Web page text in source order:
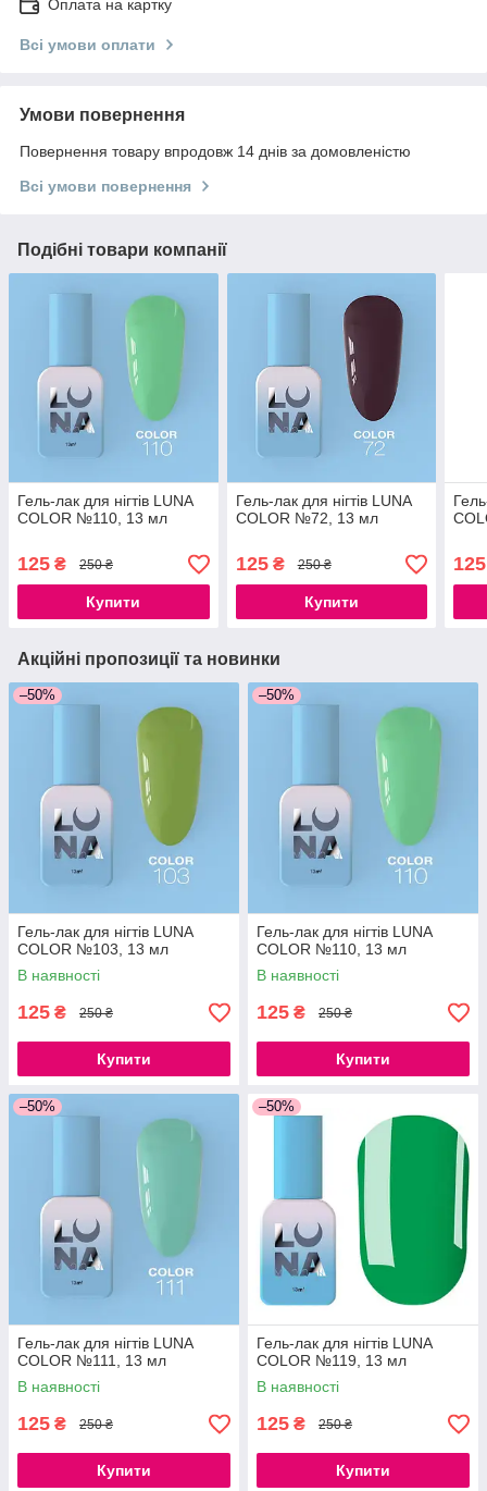
Оплата на картку
Всі умови оплати
Умови повернення
Повернення товару впродовж 14 днів за домовленістю
Всі умови повернення
Подібні товари компанії
Гель-лак для нігтів LUNA
COLOR №110, 13 мл
125 ₴ 250 ₴
Купити
Гель-лак для нігтів LUNA
COLOR №72, 13 мл
125₴ 250 ₴
Купити
125
Акційні пропозиції та новинки
–50%
Гель-лак для нігтів LUNA
COLOR №103, 13 мл
В наявності
125 ₴ 250 ₴
Купити
–50%
Гель-лак для нігтів LUNA
COLOR №110, 13 мл
В наявності
125 ₴ 250 ₴
Купити
–50%
Гель-лак для нігтів LUNA
COLOR №111, 13 мл
В наявності
125 ₴ 250 ₴
Купити
–50%
Гель-лак для нігтів LUNA
COLOR №119, 13 мл
В наявності
125 ₴ 250 ₴
Купити